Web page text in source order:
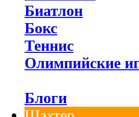
Биатлон
Бокс
Теннис
Олимпийские
Блоги